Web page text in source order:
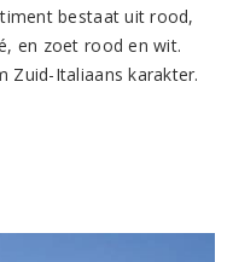
bestaat uit rood,
en zoet rood en wit.
Zuid-Italiaans karakter.